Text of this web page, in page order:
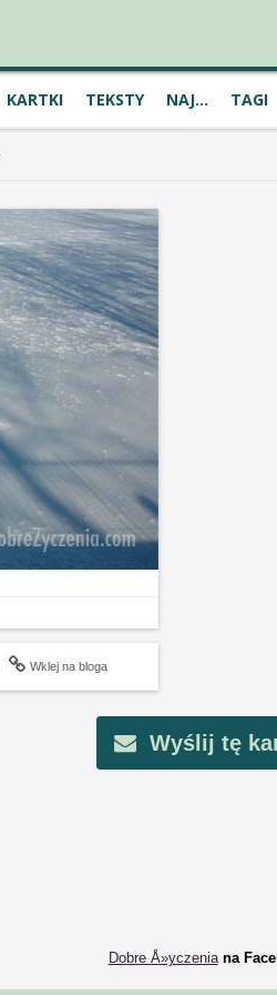
KARTKI TEKSTY NAJ... TAGI
Wklej na bloga
Wyślij tę
Dobre Å»yczeniana